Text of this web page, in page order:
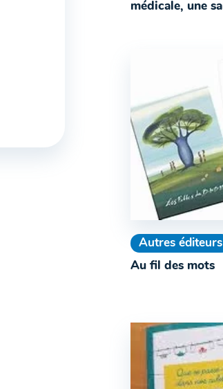
médicale, une
Autres éditeurs
Au fil des mots